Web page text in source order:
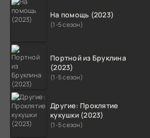
На помощь (2023)
(1-5 сезон)
Портной из Бруклина
(2023)
(1-5 сезон)
Другие: Проклятие
кукушки (2023)
(1-5 сезон)